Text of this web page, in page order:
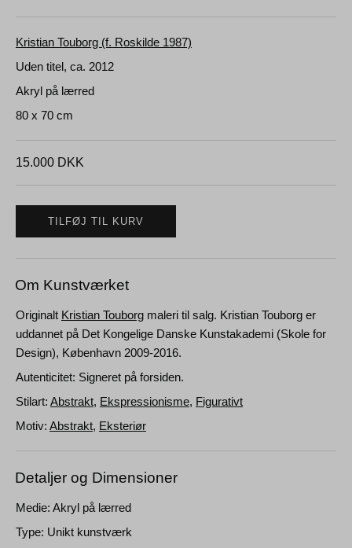
Kristian Touborg (f. Roskilde 1987)
Uden titel, ca. 2012
Akryl på lærred
80 x 70 cm
15.000 DKK
TILFØJ TIL KURV
Om Kunstværket
Originalt Kristian Touborg maleri til salg. Kristian Touborg er
uddannet på Det Kongelige Danske Kunstakademi (Skole for
Design), København 2009-2016.
Autenticitet: Signeret på forsiden.
Stilart: Abstrakt, Ekspressionisme, Figurativt
Motiv: Abstrakt, Eksteriør
Detaljer og Dimensioner
Medie: Akryl på lærred
Type: Unikt kunstværk